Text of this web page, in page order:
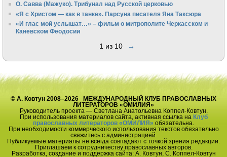
О. Савва (Мажуко). Трибунал над Русской церковью
«Я с Христом — как в танке». Парсуна писателя Яна Таксюра
«И глас мой услышат…» – фильм о митрополите Черкасском и
Каневском Феодосии
1 из 10 →
© А. Ковтун 2008–2026 МЕЖДУНАРОДНЫЙ КЛУБ ПРАВОСЛАВНЫХ
ЛИТЕРАТОРОВ «ОМИЛИЯ»
Руководитель проекта — Светлана Анатольевна Коппел-Ковтун.
При использования материалов сайта, активная ссылка на Клуб
православных литераторов «ОМИЛИЯ» обязательна.
При необходимости коммерческого использования текстов обязательно
свяжитесь с администрацией.
Публикуемые материалы не всегда совпадают с точкой зрения редакции.
Приглашаем к сотрудничеству православных авторов.
Разработка, создание и поддержка сайта: А. Ковтун, С. Коппел-Ковтун